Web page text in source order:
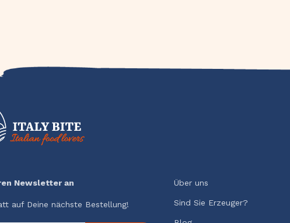
Newsletter an
auf Deine nächste Bestellung!
Über uns
Sind Sie Erzeuger?